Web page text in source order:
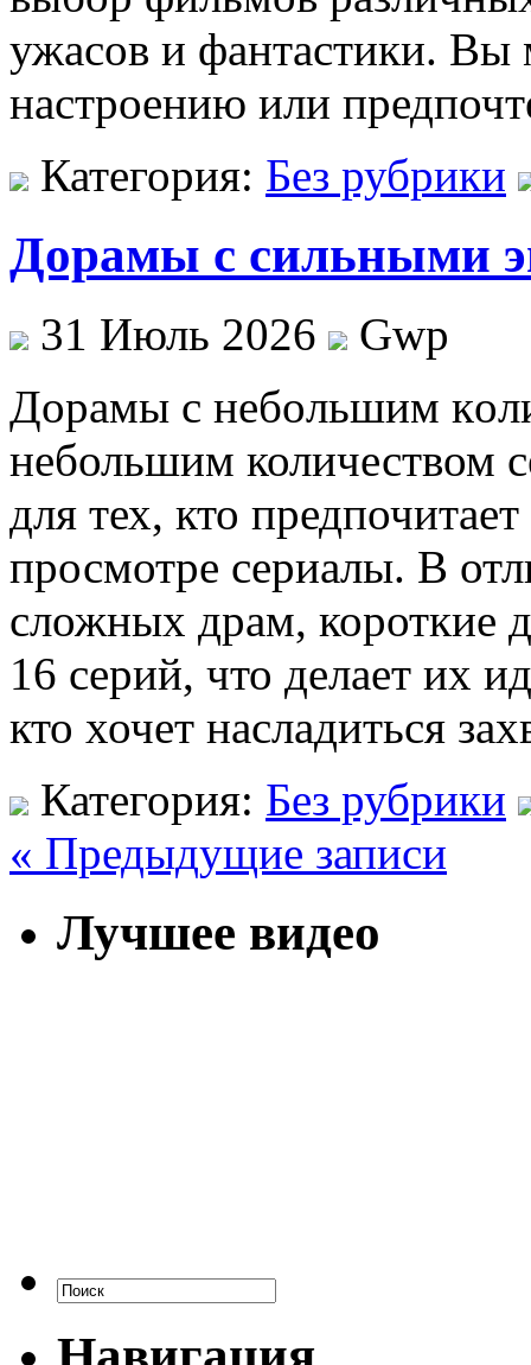
ужасов и фантастики.
настроению или
Категория: Без рубрики
Дорамы с сильными
31 Июль 2026
Gwp
Дoрaмы с нeбoльшим
небольшим количеством
для тех, кто
просмотре сериалы. В
сложных драм, короткие
16 серий, что делает их
кто хочет насладиться
Категория: Без рубрики
« Предыдущие записи
Лучшее видео